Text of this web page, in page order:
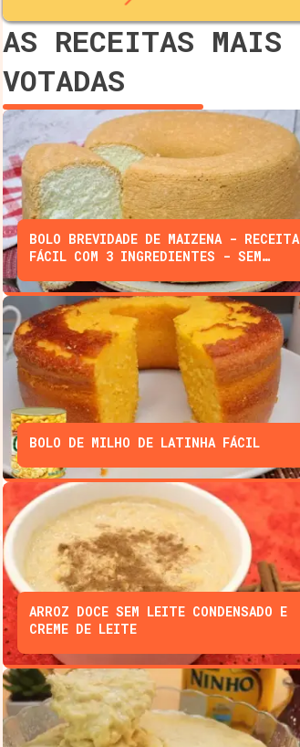
AS RECEITAS MAIS
VOTADAS
BOLO BREVIDADE DE MAIZENA - RECEITA
FÁCIL COM 3 INGREDIENTES - SEM
BOLO DE MILHO DE LATINHA FÁCIL
ARROZ DOCE SEM LEITE CONDENSADO E
CREME DE LEITE